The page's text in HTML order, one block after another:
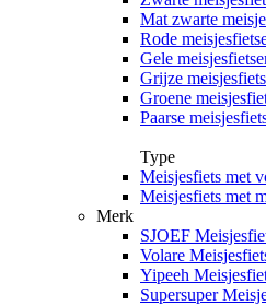
Mat zwarte
Rode
Gele
Grijze
Groene
Paarse
Type
Meisjesfiets met
Meisjesfiets met
Merk
SJOEF
Volare
Yipeeh
Supersuper